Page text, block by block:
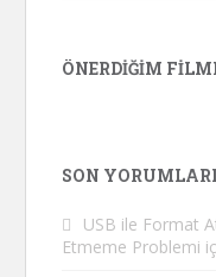
ÖNERDIĞIM
SON
USB ile Format
Etmeme Problemi